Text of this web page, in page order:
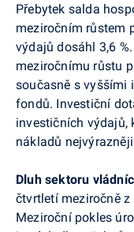
Přebytek salda
meziročním růstem
výdajů dosáhl 3,6
meziročnímu růstu
současně s vyššími
fondů. Investiční
investičních výdajů,
nákladů
Dluh sektoru
čtvrtletí meziročně z
Meziroční pokles